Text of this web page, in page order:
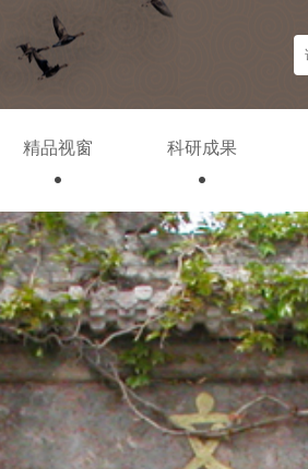
精品视窗 科研成果